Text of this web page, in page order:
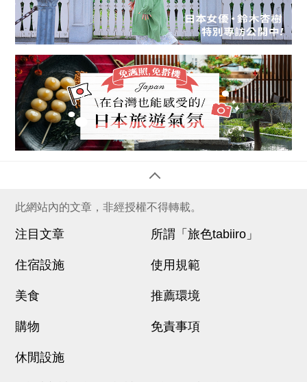
此網站內的文章，非經授權不得轉載。
注目文章
住宿設施
美食
購物
休閒設施
所謂「旅色tabiiro」
使用規範
推薦環境
免責事項